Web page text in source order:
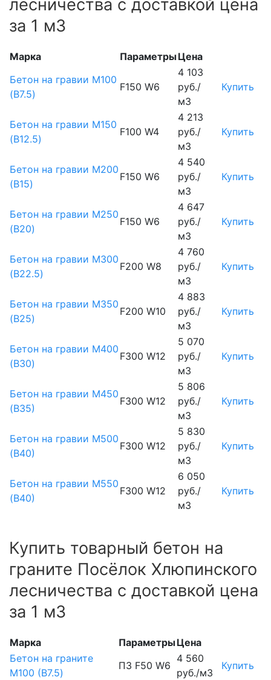
лесничества с доставкой цена
за 1 м3
Марка ПараметрыЦена
Бетон на гравии М100
(B7.5)
F150 W6
4 103
руб./
м3
Купить
Бетон на гравии М150
(B12.5)
F100 W4
4 213
руб./
м3
Купить
Бетон на гравии М200
(B15)
F150 W6
4 540
руб./
м3
Купить
Бетон на гравии М250
(B20)
F150 W6
4 647
руб./
м3
Купить
Бетон на гравии М300
(B22.5)
F200 W8
4 760
руб./
м3
Купить
Бетон на гравии М350
(B25)
F200 W10
4 883
руб./
м3
Купить
Бетон на гравии М400
(B30)
F300 W12
5 070
руб./
м3
Купить
Бетон на гравии М450
(В35)
F300 W12
5 806
руб./
м3
Купить
Бетон на гравии М500
(В40)
F300 W12
5 830
руб./
м3
Купить
Бетон на гравии М550
(В40)
F300 W12
6 050
руб./
м3
Купить
Купить товарный бетон на
граните Посёлок Хлюпинского
лесничества с доставкой цена
за 1 м3
Марка ПараметрыЦена
Бетон на граните
М100 (B7.5)
П3 F50 W6
4 560
руб./м3
Купить